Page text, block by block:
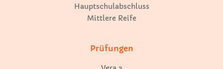
Hauptschulabschluss
Mittlere Reife
Prüfungen